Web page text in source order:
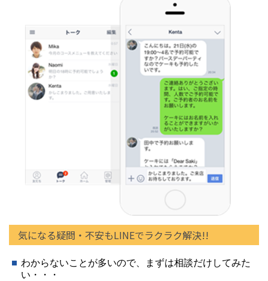
気になる疑問・不安もLINEでラクラク解決!!
わからないことが多いので、まずは相談だけしてみた
い・・・